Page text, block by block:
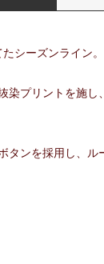
シーズンライン。
プリントを施
ンを採用し、